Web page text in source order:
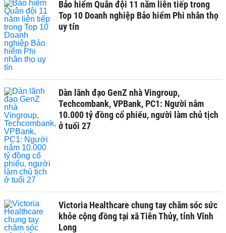
Bảo hiểm Quân đội 11 năm liên tiếp trong
Top 10 Doanh nghiệp Bảo hiểm Phi nhân thọ
uy tín
Dàn lãnh đạo GenZ nhà Vingroup,
Techcombank, VPBank, PC1: Người nắm
10.000 tỷ đồng cổ phiếu, người làm chủ tịch
ở tuổi 27
Victoria Healthcare chung tay chăm sóc sức
khỏe cộng đồng tại xã Tiên Thủy, tỉnh Vĩnh
Long